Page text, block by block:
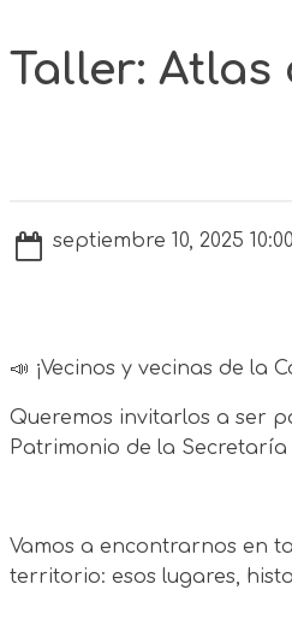
Taller:
septiembre 10, 2025
📣 ¡Vecinos y vecinas de la
Queremos invitarlos a ser
Patrimonio de la
Vamos a encontrarnos en
territorio: esos lugares,